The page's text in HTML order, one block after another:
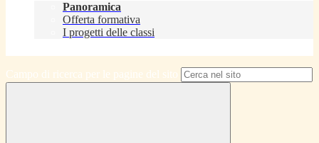
Panoramica
Offerta formativa
I progetti delle classi
Campo di ricerca per le pagine del sito